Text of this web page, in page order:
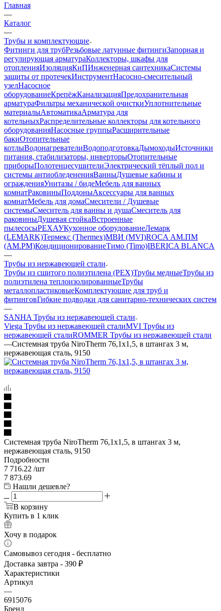
Главная
—
Каталог
—
Трубы и комплектующие
Фитинги для трубРезьбовые латунные фитингиЗапорная и
регулирующая арматураКоллекторы, шкафы для
отопленияИзоляцияКиПИнженерная сантехникаСистемы
защиты от протечекИнструментНасосно-смесительный
узелНасосное
оборудованиеКрепёжКанализацияПредохранительная
арматураФильтры механической очисткиУплотнительные
материалыАвтоматикаАрматура для
котельныхРаспределительные коллекторы для котельного
оборудованияНасосные группыРасширительные
бакиОтопительные
котлыВодонагревателиВодоподготовкаДымоходыИсточники
питания, стабилизаторы, инверторыОтопительные
приборыПолотенцесушителиЭлектрический тёплый пол и
системы антиобледененияВанныДушевые кабины и
огражденияУнитазы / бидеМебель для ванных
комнатРаковиныПоддоныАксессуары для ванных
комнатМебель для домаСмесители / Душевые
системыСмеситель для ванны и душаСмеситель для
раковиныДушевая стойкаВстроенные
пылесосыРЕХАУКухонное оборудованиеЛемарк
(LEMARK)Термекс (Thermex)МВИ (MVI)ROCA АМ.ПМ
(AM.PM)КондиционированиеТимо (Timo)IBERICA BLANCA
—
Трубы из нержавеющей стали
Трубы из сшитого полиэтилена (PEX)Трубы медныеТрубы из
полиэтилена теплоизолированныеТрубы
металлопластиковыеКомплектующие для труб и
фитинговГибкие подводки для санитарно-технических систем
—
SANHA Трубы из нержавеющей стали
Viega Трубы из нержавеющей сталиMVI Трубы из
нержавеющей сталиROMMER Трубы из нержавеющей стали
—Системная труба NiroTherm 76,1x1,5, в штангах 3 м,
нержавеющая сталь, 9150
Системная труба NiroTherm 76,1x1,5, в штангах 3 м,
нержавеющая сталь, 9150
Подробности
7 716.22 /шт
7 873.69
Нашли дешевле?
В корзину
Купить в 1 клик
Хочу в подарок
Самовывоз сегодня - бесплатно
Доставка завтра - 390 ₽
Характеристики
Артикул
—
6915076
Бренд